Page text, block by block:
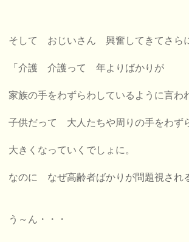
そして おじいさん 興奮してきてさら
「介護 介護って年よりばかりが
家族の手をわずらわしているように言わ
子供だって 大人たちや周りの手をわず
大きくなっていくでしょに。
なのに なぜ高齢者ばかりが問題視され
う～ん・・・